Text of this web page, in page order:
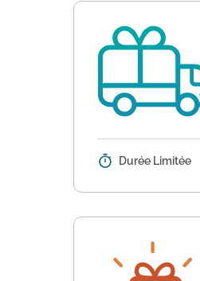
Détails : Pour
Durée Limitée